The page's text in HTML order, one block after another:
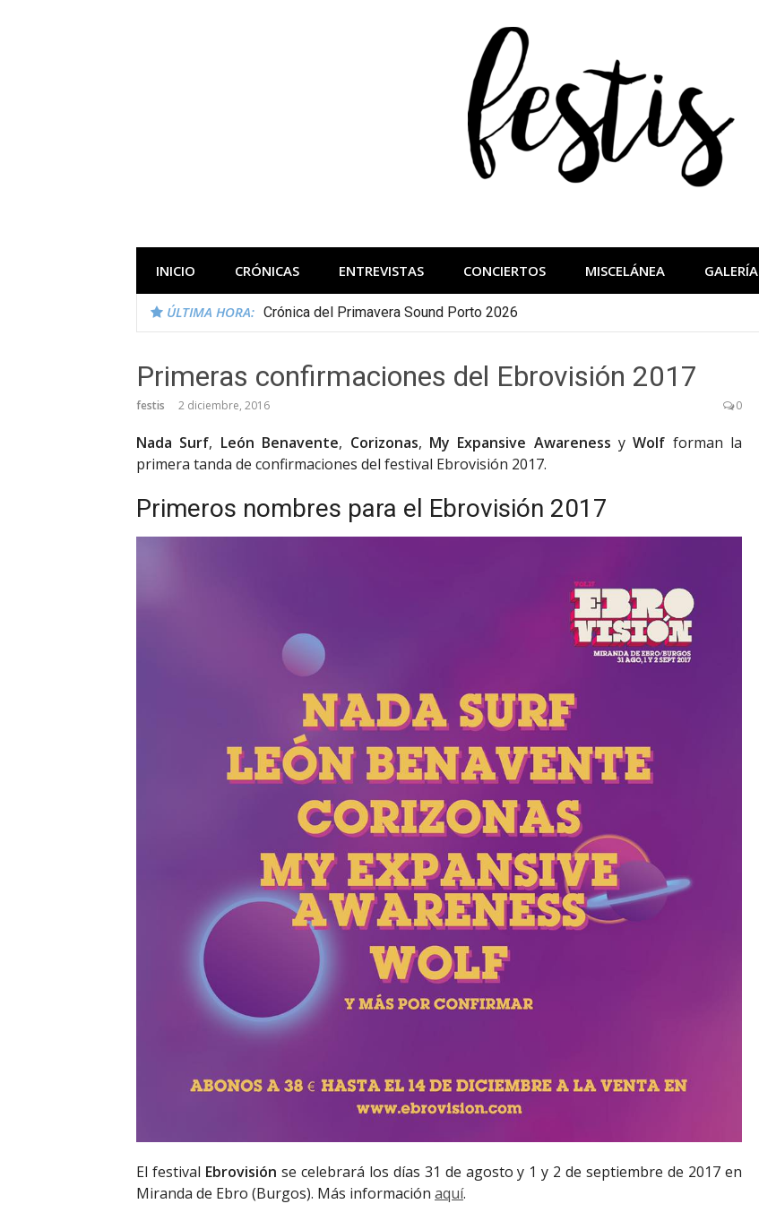
INICIO CRÓNICAS ENTREVISTAS CONCIERTOS MISCELÁNEA GALERÍA
ÚLTIMA HORA: Crónica del Primavera Sound Porto 2026
Primeras confirmaciones del Ebrovisión 2017
festis 2 diciembre, 2016 0
Nada Surf, León Benavente, Corizonas, My Expansive Awareness yWolf forman la
primera tanda de confirmaciones del festival Ebrovisión 2017.
Primeros nombres para el Ebrovisión 2017
El festival Ebrovisión se celebrará los días 31 de agosto y 1 y 2 de septiembre de 2017 en
Miranda de Ebro (Burgos). Más información aquí.